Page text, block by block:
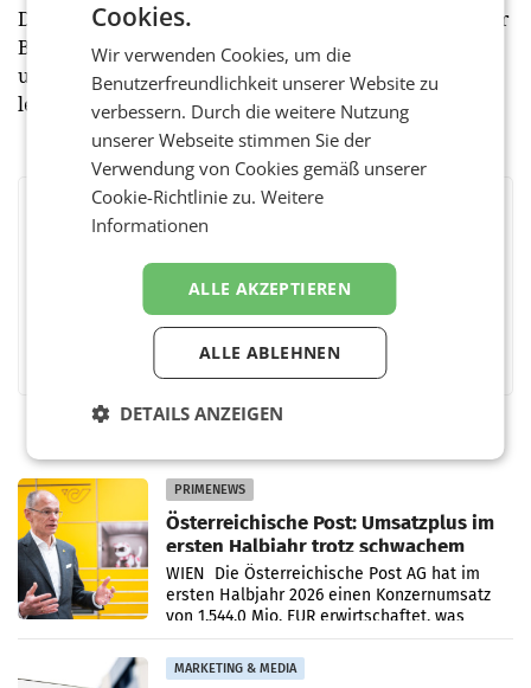
Der Senat der Wirtschaft verabschiedet sich mit einer
Botschaft aus dem Jahr 2024: Manager des Wandels
und Gemeinschaftssinn sind der Schlüssel für eine
lebenswerte Zukunft.
BEWERTEN SIE DIESEN ARTIKEL
Twitter
PRIMENEWS
Österreichische Post: Umsatzplus im
ersten Halbjahr trotz schwachem
Briefgeschäft
WIEN Die Österreichische Post AG hat im
ersten Halbjahr 2026 einen Konzernumsatz
von 1.544,0 Mio. EUR erwirtschaftet, was
einem Plus von 3,8 Prozent gegenüber dem
Vergleichszeitraum
MARKETING & MEDIA
Cookies.
Wir verwenden Cookies, um die
Benutzerfreundlichkeit unserer Website zu
verbessern. Durch die weitere Nutzung
unserer Webseite stimmen Sie der
Verwendung von Cookies gemäß unserer
Cookie-Richtlinie zu.Weitere
Informationen
ALLE AKZEPTIEREN
ALLE ABLEHNEN
DETAILS ANZEIGEN